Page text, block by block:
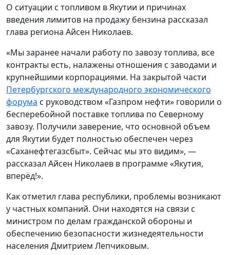
О ситуации с топливом в Якутии и причинах
введения лимитов на продажу бензина рассказал
глава региона Айсен Николаев.
«Мы заранее начали работу по завозу топлива, все
контракты есть, налажены отношения с заводами и
крупнейшими корпорациями. На закрытой части
Петербургского международного экономического
форума с руководством «Газпром нефти» говорили о
бесперебойной поставке топлива по Северному
завозу. Получили заверение, что основной объем
для Якутии будет полностью обеспечен через
«Саханефтегазсбыт». Сейчас мы это видим», —
рассказал Айсен Николаев в программе «Якутия,
вперёд!».
Как отметил глава республики, проблемы возникают
у частных компаний. Они находятся на связи с
министром по делам гражданской обороны и
обеспечению безопасности жизнедеятельности
населения Дмитрием Лепчиковым.